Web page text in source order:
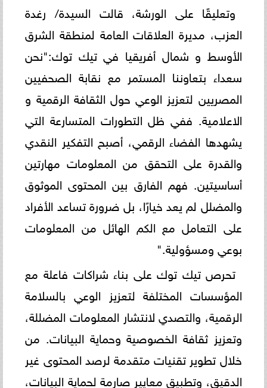
وتعليقًا على الورشة، قالت السيدة/ رغدة
العزب، مديرة العلاقات العامة لمنطقة الشرق
الأوسط و شمال أفريقيا في تيك توك:"نحن
سعداء بتعاوننا المستمر مع نقابة الصحفيين
المصريين لتعزيز الوعي حول الثقافة الرقمية و
الاعلامية. ففي ظل التطورات المتسارعة التي
يشهدها الفضاء الرقمي، أصبح التفكير النقدي
والقدرة على التحقق من المعلومات مهارتين
أساسيتين. فهم الفارق بين المحتوى الموثوق
والمضلل لم يعد خيارًا، بل ضرورة تساعد الأفراد
على التعامل مع الكم الهائل من المعلومات
بوعي ومسؤولية."
تحرص تيك توك على بناء شراكات فاعلة مع
المؤسسات المختلفة لتعزيز الوعي بالسلامة
الرقمية، والتصدي لانتشار المعلومات المضللة،
وتعزيز ثقافة الخصوصية وحماية البيانات. من
خلال تطوير تقنيات متقدمة لرصد المحتوى غير
الدقيق، وتطبيق معايير صارمة لحماية البيانات،